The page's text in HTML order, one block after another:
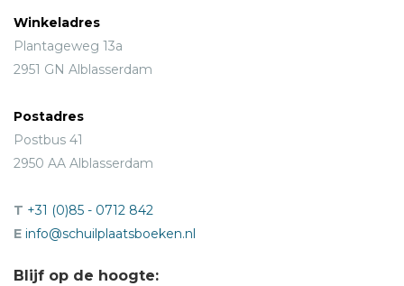
Winkeladres
Plantageweg 13a
2951 GN Alblasserdam
Postadres
Postbus 41
2950 AA Alblasserdam
T +31 (0)85 - 0712 842
E info@schuilplaatsboeken.nl
Blijf op de hoogte: